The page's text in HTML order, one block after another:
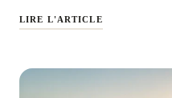
LIRE L'ARTICLE